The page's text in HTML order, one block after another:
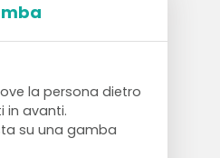
la persona dietro
in avanti.
su una gamba